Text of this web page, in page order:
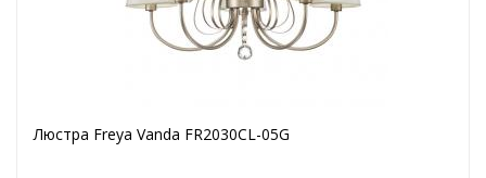
Люстра Freya Vanda FR2030CL-05G